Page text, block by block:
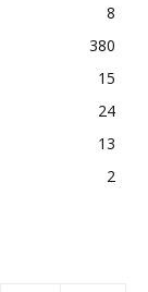
8
380
15
24
13
2